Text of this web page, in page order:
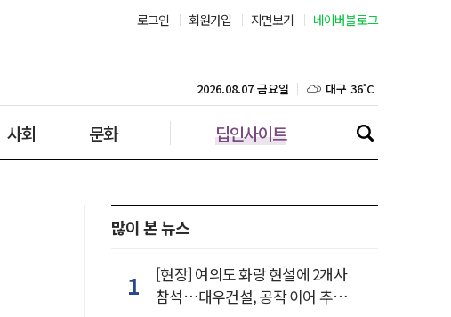
로그인 회원가입 지면보기 네이버블로그
사회 문화 딥인사이트
2026.08.07 금요일 대구 36˚C
인천 32˚C
울산 32˚C
많이 본 뉴스
1
[현장] 여의도 화랑 현설에 2개사
참석…대우건설, 공작 이어 추가